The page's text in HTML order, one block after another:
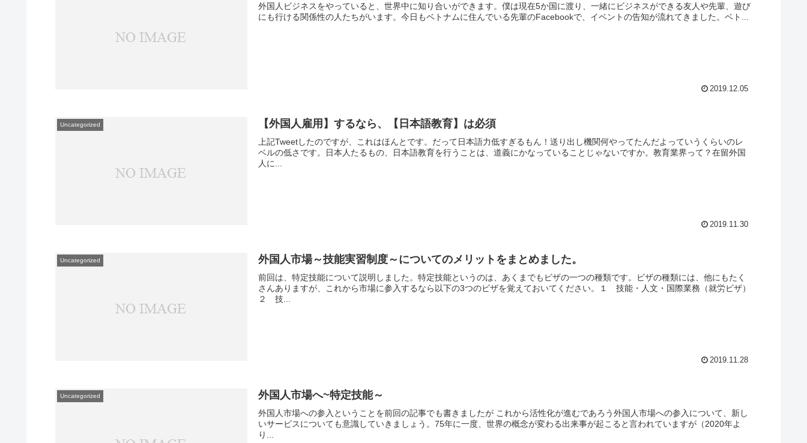
外国人ビジネスをやっていると、世界中に知り合いができます。僕は現在5か国に渡り、一緒にビジネスができる友人や先輩、遊び
にも行ける関係性の人たちがいます。今日もベトナムに住んでいる先輩のFacebookで、イベントの告知が流れてきました。ベト...
2019.12.05
Uncategorized 【外国人雇用】するなら、【日本語教育】は必須
上記Tweetしたのですが、これはほんとです。だって日本語力低すぎるもん！送り出し機関何やってたんだよっていうくらいのレ
ベルの低さです。日本人たるもの、日本語教育を行うことは、道義にかなっていることじゃないですか。教育業界って？在留外国
人に...
2019.11.30
Uncategorized 外国人市場～技能実習制度～についてのメリットをまとめました。
前回は、特定技能について説明しました。特定技能というのは、あくまでもビザの一つの種類です。ビザの種類には、他にもたく
さんありますが、これから市場に参入するなら以下の3つのビザを覚えておいてください。１ 技能・人文・国際業務（就労ビザ）
２ 技...
2019.11.28
Uncategorized 外国人市場へ~特定技能～
外国人市場への参入ということを前回の記事でも書きましたが これから活性化が進むであろう外国人市場への参入について、新し
いサービスについても意識していきましょう。75年に一度、世界の概念が変わる出来事が起こると言われていますが（2020年よ
り...